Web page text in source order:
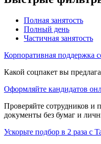
Полная занятость
Полный день
Частичная занятость
Корпоративная поддержка
Какой соцпакет вы
Оформляйте кандидатов
Проверяйте сотрудников и
документы без бумаг и
Ускорьте подбор в 2 раза с